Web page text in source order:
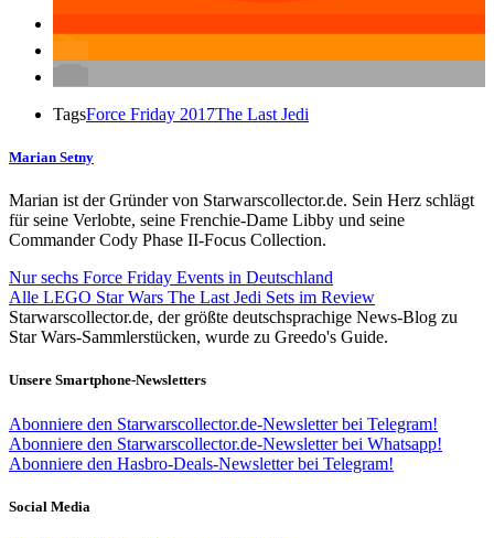
TagsForce Friday 2017The Last Jedi
Marian Setny
Marian ist der Gründer von Starwarscollector.de. Sein Herz schlägt
für seine Verlobte, seine Frenchie-Dame Libby und seine
Commander Cody Phase II-Focus Collection.
Nur sechs Force Friday Events in Deutschland
Alle LEGO Star Wars The Last Jedi Sets im Review
Starwarscollector.de, der größte deutschsprachige News-Blog zu
Star Wars-Sammlerstücken, wurde zu Greedo's Guide.
Unsere Smartphone-Newsletters
Abonniere den Starwarscollector.de-Newsletter bei Telegram!
Abonniere den Starwarscollector.de-Newsletter bei Whatsapp!
Abonniere den Hasbro-Deals-Newsletter bei Telegram!
Social Media